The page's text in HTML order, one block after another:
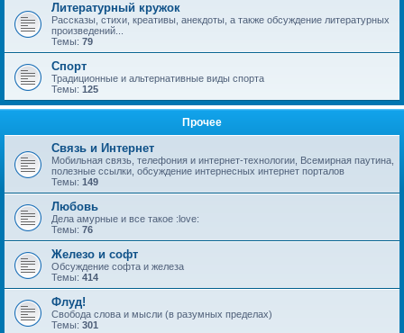
Литературный кружок
Рассказы, стихи, креативы, анекдоты, а также обсуждение литературных
произведений...
Темы: 79
Спорт
Традиционные и альтернативные виды спорта
Темы: 125
Прочее
Связь и Интернет
Мобильная связь, телефония и интернет-технологии, Всемирная паутина,
полезные ссылки, обсуждение интернесных интернет порталов
Темы: 149
Любовь
Дела амурные и все такое :love:
Темы: 76
Железо и софт
Обсуждение софта и железа
Темы: 414
Флуд!
Свобода слова и мысли (в разумных пределах)
Темы: 301